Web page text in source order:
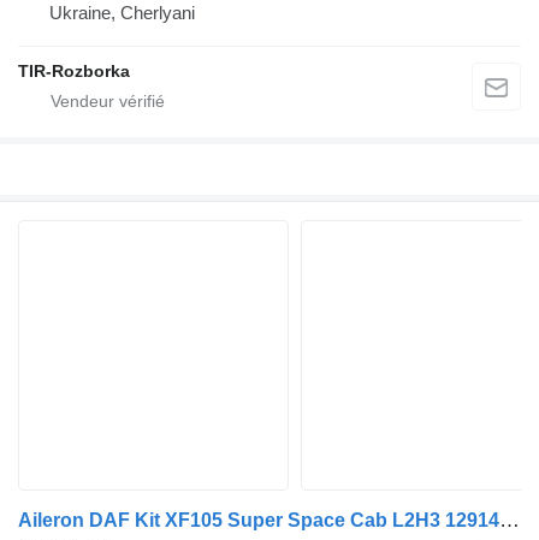
Ukraine, Cherlyani
TIR-Rozborka
Aileron DAF Kit XF105 Super Space Cab L2H3 1291469 pour camion DAF XF105